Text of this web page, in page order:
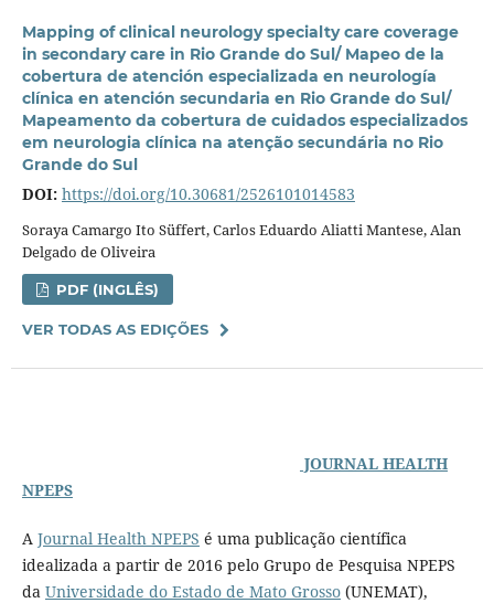
Mapping of clinical neurology specialty care coverage
in secondary care in Rio Grande do Sul/ Mapeo de la
cobertura de atención especializada en neurología
clínica en atención secundaria en Rio Grande do Sul/
Mapeamento da cobertura de cuidados especializados
em neurologia clínica na atenção secundária no Rio
Grande do Sul
DOI: https://doi.org/10.30681/2526101014583
Soraya Camargo Ito Süffert, Carlos Eduardo Aliatti Mantese, Alan
Delgado de Oliveira
PDF (INGLÊS)
VER TODAS AS EDIÇÕES
JOURNAL HEALTH
NPEPS
A Journal Health NPEPS é uma publicação científica
idealizada a partir de 2016 pelo Grupo de Pesquisa NPEPS
da Universidade do Estado de Mato Grosso(UNEMAT),